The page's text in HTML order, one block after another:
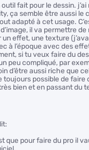
outil fait pour le dessin.
ça semble être aussi le
adapté à cet usage.
il va permettre
un effet, une texture
à l’époque avec des
si tu veux faire du
peu compliqué, par
d’être aussi riche que
toujours possible de faire
bien et en passant du
que pour faire du pro il